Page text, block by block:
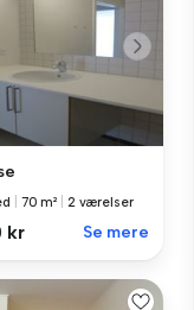
70 m² 2 værelser
kr Se mere